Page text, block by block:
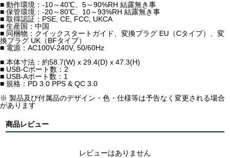
■ 動作環境：-10～40℃、5～90%RH 結露無き事
■ 保管環境：-20～80℃、10～93%RH 結露無き事
■ 取得認証：PSE, CE, FCC, UKCA
■ 生産国：中国
■ 同梱物：クイックスタートガイド、変換プラグ EU（Cタイプ）、変
換プラグ UK（BFタイプ）
■ 電源：AC100V-240V, 50/60Hz
■ 本体寸法：約58.7(W) x 29.4(D) x 47.3(H)
■ USB-Cポート数：2
■ USB-Aポート数：1
■ 規格：PD 3.0 PPS & QC 3.0
※ 製品及び付属品のデザイン・色・仕様等は予告なく変更される場合
があります
商品レビュー
レビューはありません